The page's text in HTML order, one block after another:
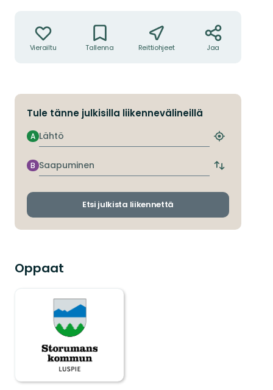
Vierailtu Tallenna Reittiohjeet Jaa
Tule tänne julkisilla liikennevälineillä
Lähtö
A
Etsi
pysäkki
Saapuminen
B
Vaihda
ja
Etsi julkista liikennettä
Oppaat